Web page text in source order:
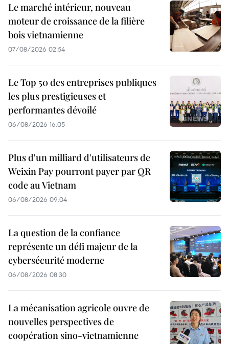
Le marché intérieur, nouveau
moteur de croissance de la filière
bois vietnamienne
07/08/2026 02:54
Le Top 50 des entreprises publiques
les plus prestigieuses et
performantes dévoilé
06/08/2026 16:05
Plus d'un milliard d'utilisateurs de
Weixin Pay pourront payer par QR
code au Vietnam
06/08/2026 09:04
La question de la confiance
représente un défi majeur de la
cybersécurité moderne
06/08/2026 08:30
La mécanisation agricole ouvre de
nouvelles perspectives de
coopération sino-vietnamienne